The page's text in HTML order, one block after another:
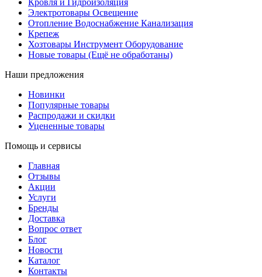
Кровля и Гидроизоляция
Электротовары Освещение
Отопление Водоснабжение Канализация
Крепеж
Хозтовары Инструмент Оборудование
Новые товары (Ещё не обработаны)
Наши предложения
Новинки
Популярные товары
Распродажи и скидки
Уцененные товары
Помощь и сервисы
Главная
Отзывы
Акции
Услуги
Бренды
Доставка
Вопрос ответ
Блог
Новости
Каталог
Контакты